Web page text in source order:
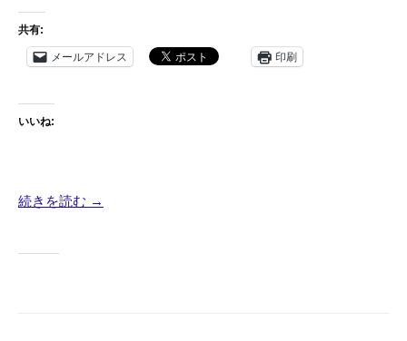
共有:
メールアドレス 印刷
いいね:
続きを読む →